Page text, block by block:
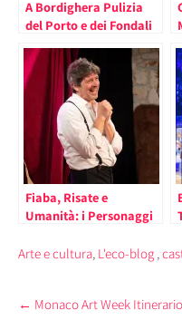
A Bordighera Pulizia
del Porto e dei Fondali
Fiaba, Risate e
Umanità: i Personaggi
Conquistano il
Arte e cultura, L'eco-blog ,
Post
← Monaco Art Week